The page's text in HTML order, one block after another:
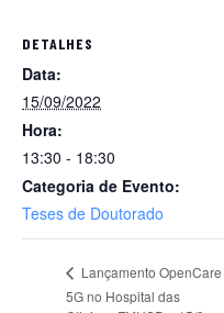
DETALHES
Data:
15/09/2022
Hora:
13:30 - 18:30
Categoria de Evento:
Teses de Doutorado
Lançamento OpenCare
5G no Hospital das